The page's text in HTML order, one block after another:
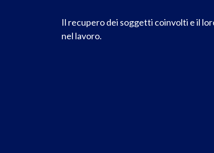
Il recupero dei soggetti coinvolti e il
nel lavoro.